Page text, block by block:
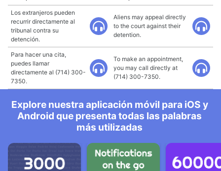
Los extranjeros pueden
recurrir directamente al
tribunal contra su
detención.
Aliens may appeal directly
to the court against their
detention.
Para hacer una cita,
puedes llamar
directamente al (714) 300-
7350.
To make an appointment,
you may call directly at
(714) 300-7350.
Explore nuestra aplicación móvil para iOS y
Android que presenta todas las palabras
más utilizadas